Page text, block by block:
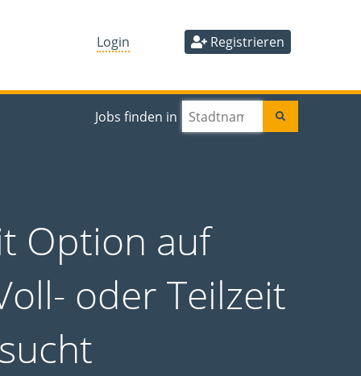
Login Registrieren
Jobs finden in
Option auf
oder Teilzeit